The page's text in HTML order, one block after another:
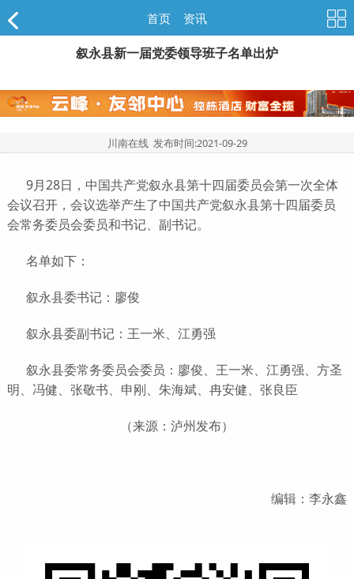
首页 资讯
叙永县新一届党委领导班子名单出炉
川南在线 发布时间:2021-09-29
9月28日，中国共产党叙永县第十四届委员会第一次全体
会议召开，会议选举产生了中国共产党叙永县第十四届委员
会常务委员会委员和书记、副书记。
名单如下：
叙永县委书记：廖俊
叙永县委副书记：王一米、江勇强
叙永县委常务委员会委员：廖俊、王一米、江勇强、方圣
明、冯健、张敬书、申刚、朱海斌、冉安健、张良臣
（来源：泸州发布）
编辑：李永鑫